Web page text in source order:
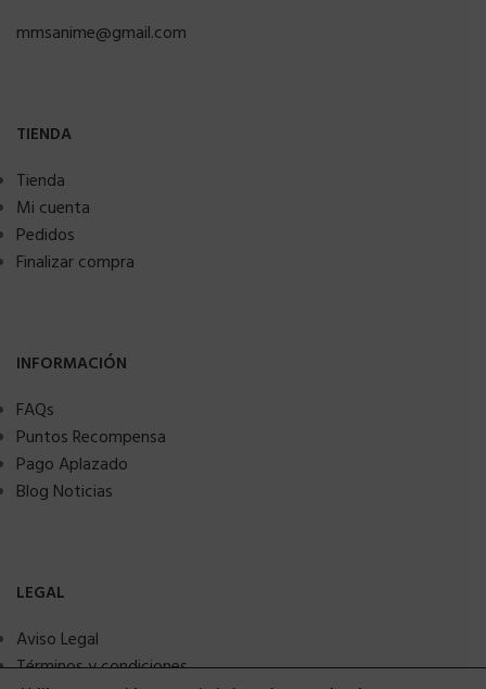
mmsanime@gmail.com
TIENDA
Tienda
Mi cuenta
Pedidos
Finalizar compra
INFORMACIÓN
FAQs
Puntos Recompensa
Pago Aplazado
Blog Noticias
LEGAL
Aviso Legal
Términos y condiciones